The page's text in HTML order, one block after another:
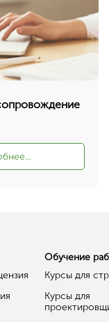
Обучение
Курсы для
Курсы для